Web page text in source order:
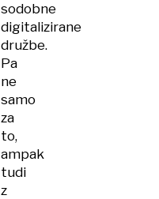
sodobne
digitalizirane
družbe.
Pa
ne
samo
za
to,
ampak
tudi
z